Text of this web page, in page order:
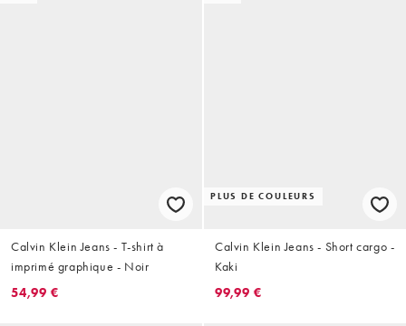
Calvin Klein Jeans - T-shirt à
imprimé graphique - Noir
54,99 €
PLUS DE COULEURS
Calvin Klein Jeans - Short cargo -
Kaki
99,99 €